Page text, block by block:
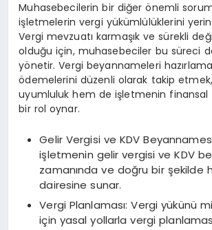
Muhasebecilerin bir diğer önemli
işletmelerin vergi yükümlülüklerini
Vergi mevzuatı karmaşık ve sürekli
olduğu için, muhasebeciler bu süreci
yönetir. Vergi beyannameleri
ödemelerini düzenli olarak takip
uyumluluk hem de işletmenin finansal
bir rol oynar.
Gelir Vergisi ve KDV
işletmenin gelir vergisi ve KDV
zamanında ve doğru bir şekilde
dairesine sunar.
Vergi Planlaması: Vergi yükünü
için yasal yollarla vergi